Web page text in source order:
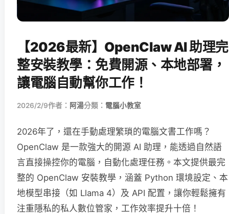
【2026最新】OpenClaw AI 助理完
整安裝教學：免費開源、本地部署，
讓電腦自動幫你工作！
2026/2/9作者： 阿湯分類： 電腦小教室
2026年了，還在手動處理繁瑣的電腦文書工作嗎？
OpenClaw 是一款強大的開源 AI 助理，能透過自然語
言直接操控你的電腦，自動化處理任務。本文提供最完
整的 OpenClaw 安裝教學，涵蓋 Python 環境設定、本
地模型串接（如 Llama 4）及 API 配置，讓你輕鬆擁有
注重隱私的私人數位管家，工作效率提升十倍！